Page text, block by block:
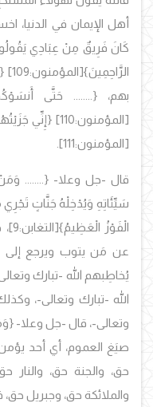
أهل الإيمان في الدنيا،
كَانَ فَرِيقٌ مِنْ عِبَادِي يَقُولُونَ
الرَّاحِمِينَ}[المؤمنون:109]
بهم، {........ حَتَّى
[المؤمنون:110]
{إِنِّي
[المؤمنون:111].
قال -جل وعلا- {........
سَيِّئَاتِهِ وَيُدْخِلْهُ جَنَّاتٍ تَجْرِي
الْفَوْزُ الْعَظِيمُ}
عن مَن يتوب ويرجع إلى
يُخاطِبهم الله -تبارك
الله -تبارك وتعالى-،
وتعالى-، قال -جل وعلا-
صيَغ العموم، أي أحد يؤمن
حق، والجنة حق، والنار
والملائكة حق، وجبريل حق،